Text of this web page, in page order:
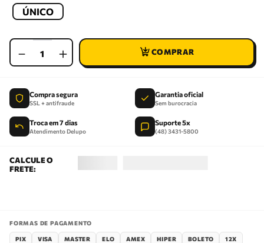
ÚNICO
＋
－
Compra segura
SSL + antifraude
Garantia oficial
Sem burocracia
Troca em 7 dias
Atendimento Delupo
Suporte 5x
(48) 3431-5800
FORMAS DE PAGAMENTO
PIX VISA MASTER ELO AMEX HIPER BOLETO 12X